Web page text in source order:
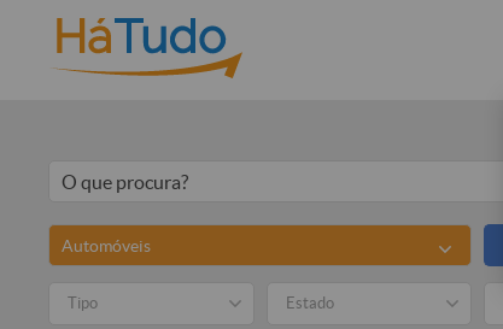
Automóveis
Tipo Estado